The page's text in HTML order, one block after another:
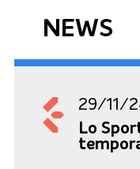
NEWS
29/11/
Lo